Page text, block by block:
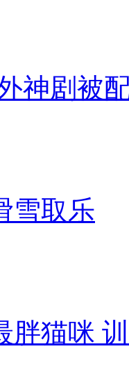
神剧被
雪取乐
胖猫咪